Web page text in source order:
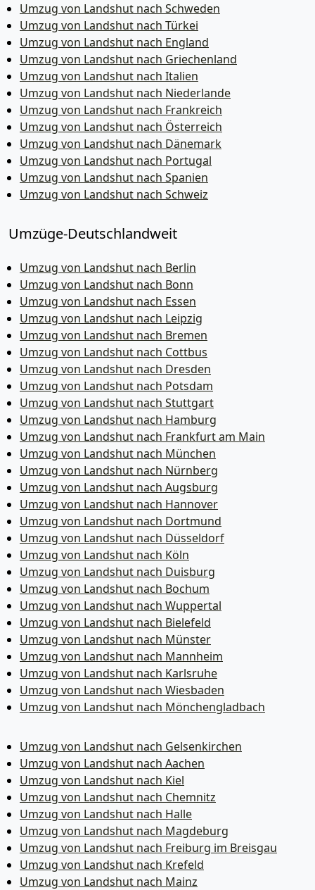
Umzug von Landshut nach Schweden
Umzug von Landshut nach Türkei
Umzug von Landshut nach England
Umzug von Landshut nach Griechenland
Umzug von Landshut nach Italien
Umzug von Landshut nach Niederlande
Umzug von Landshut nach Frankreich
Umzug von Landshut nach Österreich
Umzug von Landshut nach Dänemark
Umzug von Landshut nach Portugal
Umzug von Landshut nach Spanien
Umzug von Landshut nach Schweiz
Umzüge-Deutschlandweit
Umzug von Landshut nach Berlin
Umzug von Landshut nach Bonn
Umzug von Landshut nach Essen
Umzug von Landshut nach Leipzig
Umzug von Landshut nach Bremen
Umzug von Landshut nach Cottbus
Umzug von Landshut nach Dresden
Umzug von Landshut nach Potsdam
Umzug von Landshut nach Stuttgart
Umzug von Landshut nach Hamburg
Umzug von Landshut nach Frankfurt am Main
Umzug von Landshut nach München
Umzug von Landshut nach Nürnberg
Umzug von Landshut nach Augsburg
Umzug von Landshut nach Hannover
Umzug von Landshut nach Dortmund
Umzug von Landshut nach Düsseldorf
Umzug von Landshut nach Köln
Umzug von Landshut nach Duisburg
Umzug von Landshut nach Bochum
Umzug von Landshut nach Wuppertal
Umzug von Landshut nach Bielefeld
Umzug von Landshut nach Münster
Umzug von Landshut nach Mannheim
Umzug von Landshut nach Karlsruhe
Umzug von Landshut nach Wiesbaden
Umzug von Landshut nach Mönchen­gladbach
Umzug von Landshut nach Gelsenkirchen
Umzug von Landshut nach Aachen
Umzug von Landshut nach Kiel
Umzug von Landshut nach Chemnitz
Umzug von Landshut nach Halle
Umzug von Landshut nach Magdeburg
Umzug von Landshut nach Freiburg im Breisgau
Umzug von Landshut nach Krefeld
Umzug von Landshut nach Mainz